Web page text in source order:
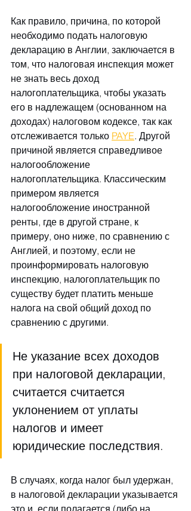
Как правило, причина, по которой
необходимо подать налоговую
декларацию в Англии, заключается в
том, что налоговая инспекция может
не знать весь доход
налогоплательщика, чтобы указать
его в надлежащем (основанном на
доходах) налоговом кодексе, так как
отслеживается только PAYE. Другой
причиной является справедливое
налогообложение
налогоплательщика. Классическим
примером является
налогообложение иностранной
ренты, где в другой стране, к
примеру, оно ниже, по сравнению с
Англией, и поэтому, если не
проинформировать налоговую
инспекцию, налогоплательщик по
существу будет платить меньше
налога на свой общий доход по
сравнению с другими.
Не указание всех доходов
при налоговой декларации,
считается считается
уклонением от уплаты
налогов и имеет
юридические последствия.
В случаях, когда налог был удержан,
в налоговой декларации указывается
это и, если полагается (либо на